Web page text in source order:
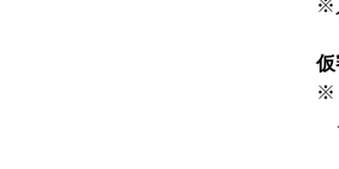
※
仮
※